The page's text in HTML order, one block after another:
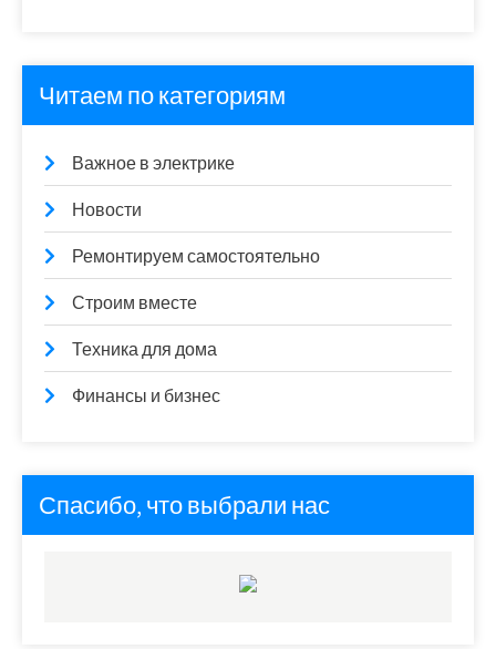
Читаем по категориям
Важное в электрике
Новости
Ремонтируем самостоятельно
Строим вместе
Техника для дома
Финансы и бизнес
Спасибо, что выбрали нас